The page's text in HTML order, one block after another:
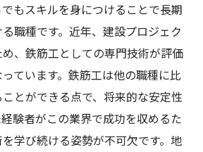
ての専門技術を磨く方法
の貢献を意識した働き方
キャリアを築くためのステップ
から鉄筋工になるための第一歩
筋工に最適な研修プログラム
心して働ける企業選びのポイン
もスキルを身につけることで長期
職種です。近年、建設プロジェク
、鉄筋工としての専門技術が評価
ています。鉄筋工は他の職種に比
とができる点で、将来的な安定性
験者がこの業界で成功を収めるた
学び続ける姿勢が不可欠です。地